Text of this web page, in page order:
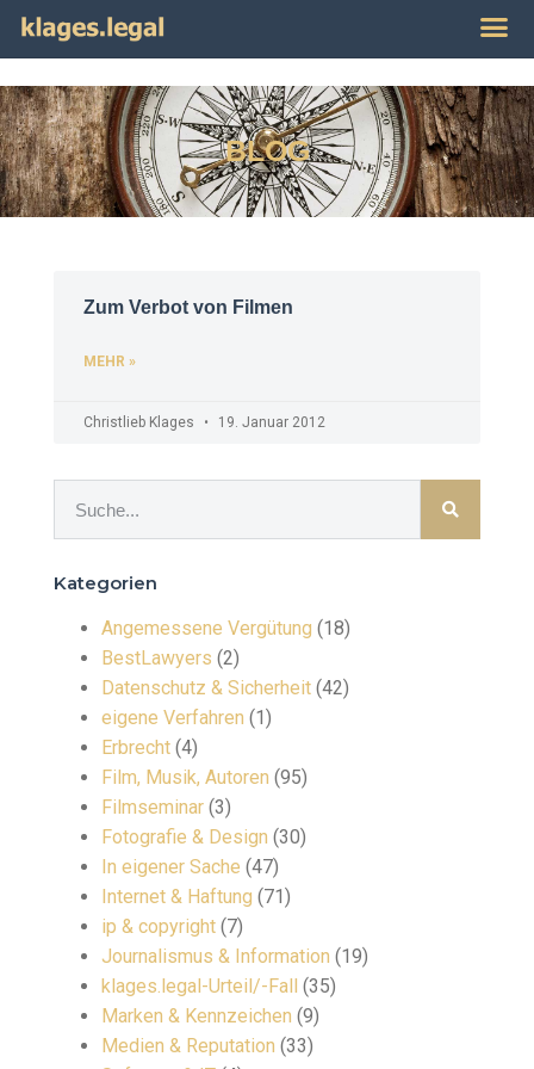
BLOG
Zum Verbot von Filmen
MEHR »
Christlieb Klages 19. Januar 2012
Kategorien
Angemessene Vergütung (18)
BestLawyers (2)
Datenschutz & Sicherheit (42)
eigene Verfahren (1)
Erbrecht (4)
Film, Musik, Autoren (95)
Filmseminar (3)
Fotografie & Design (30)
In eigener Sache (47)
Internet & Haftung (71)
ip & copyright (7)
Journalismus & Information (19)
klages.legal-Urteil/-Fall (35)
Marken & Kennzeichen (9)
Medien & Reputation (33)